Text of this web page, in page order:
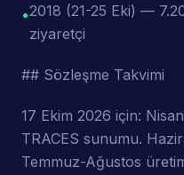
•2018 (21-25 Eki) —
ziyaretçi
## Sözleşme Takvimi
17 Ekim 2026 için:
TRACES sunumu.
Temmuz-Ağustos